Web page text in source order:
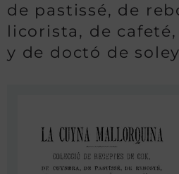
de pastissé, de
licorista, de
y de doctó de soley